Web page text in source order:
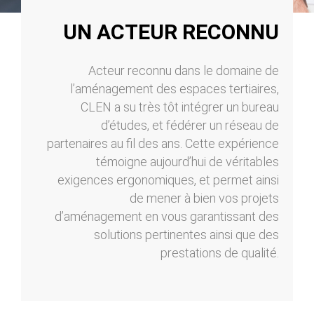
UN ACTEUR RECONNU
Acteur reconnu dans le domaine de
l’aménagement des espaces tertiaires,
CLEN a su très tôt intégrer un bureau
d’études, et fédérer un réseau de
partenaires au fil des ans. Cette expérience
témoigne aujourd’hui de véritables
exigences ergonomiques, et permet ainsi
de mener à bien vos projets
d’aménagement en vous garantissant des
solutions pertinentes ainsi que des
prestations de qualité.